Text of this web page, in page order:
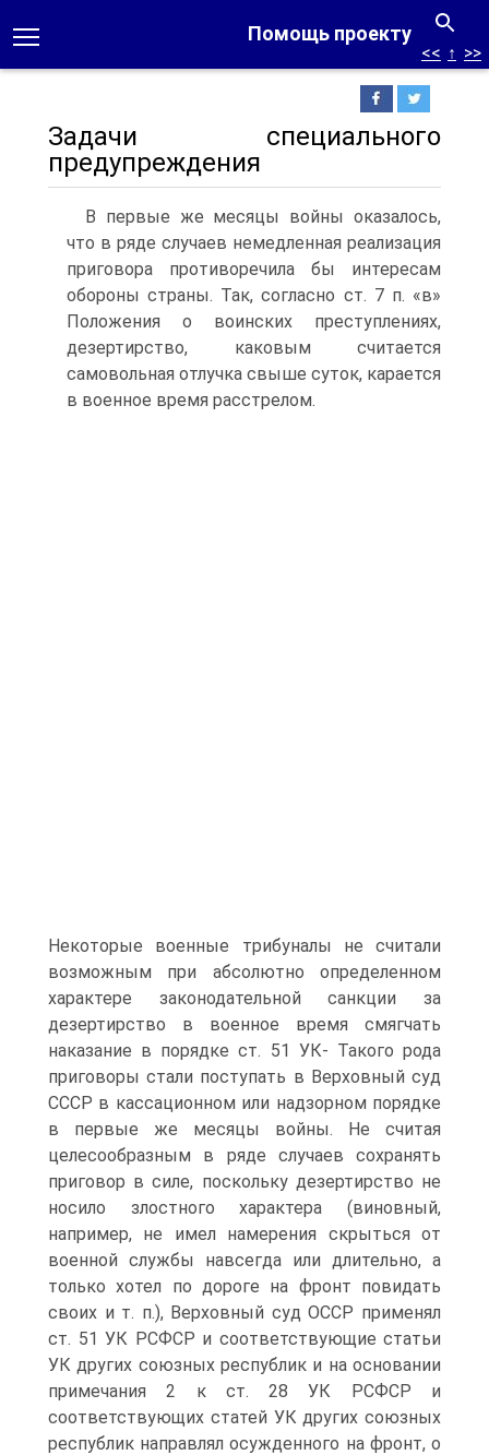
Помощь проекту
<< ↑ >>
Задачи специального
предупреждения
В первые же месяцы войны оказалось,
что в ряде случаев немедленная реализация
приговора противоречила бы интересам
обороны страны. Так, согласно ст. 7 п. «в»
Положения о воинских преступлениях,
дезертирство, каковым считается
самовольная отлучка свыше суток, карается
в военное время расстрелом.
Некоторые военные трибуналы не считали
возможным при абсолютно определенном
характере законодательной санкции за
дезертирство в военное время смягчать
наказание в порядке ст. 51 УК- Такого рода
приговоры стали поступать в Верховный суд
СССР в кассационном или надзорном порядке
в первые же месяцы войны. Не считая
целесообразным в ряде случаев сохранять
приговор в силе, поскольку дезертирство не
носило злостного характера (виновный,
например, не имел намерения скрыться от
военной службы навсегда или длительно, а
только хотел по дороге на фронт повидать
своих и т. п.), Верховный суд ОССР применял
ст. 51 УК РСФСР и соответствующие статьи
УК других союзных республик и на основании
примечания 2 к ст. 28 УК РСФСР и
соответствующих статей УК других союзных
республик направлял осужденного на фронт, о